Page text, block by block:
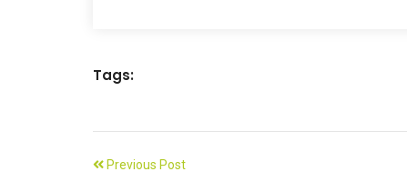
Tags:
Previous Post